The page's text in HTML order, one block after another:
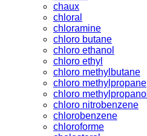
chaux
chloral
chloramine
chloro butane
chloro ethanol
chloro ethyl
chloro methylbutane
chloro methylpropane
chloro methylpropanol
chloro nitrobenzene
chlorobenzene
chloroforme